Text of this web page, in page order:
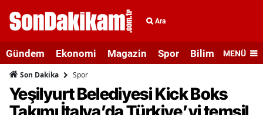
Ara
Gündem Ekonomi Magazin Spor Bilim veMENÜ
Son Dakika Spor
Yeşilyurt Belediyesi Kick Boks